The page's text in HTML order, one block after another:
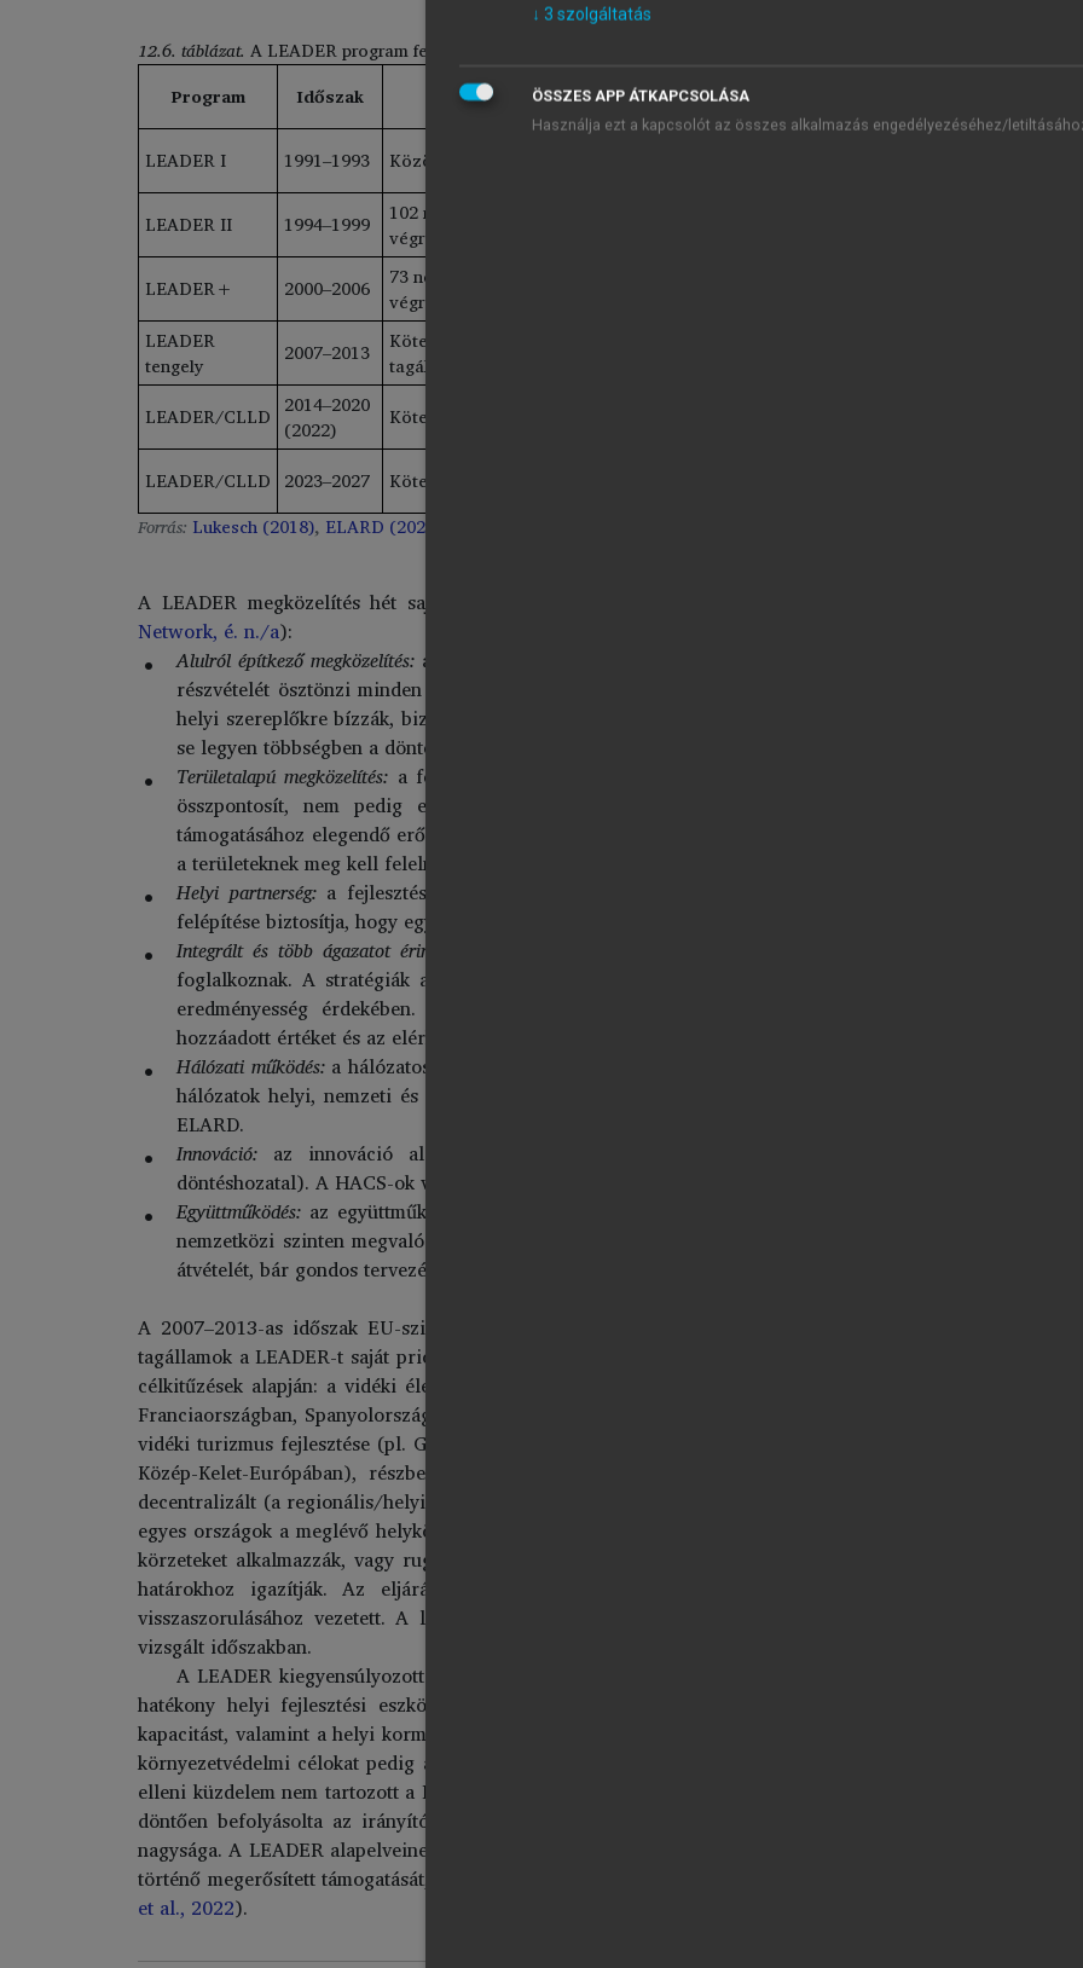
12.6. táblázat. A LEADER program fejlődése (1991–2023)
Program
Időszak Típus
LEADER I
1991–1993 Közösségi kezdeményezés
LEADER II 1994–1999
102 nemzeti/regionális operatív programon keresztül
végrehajtott közösségi kezdeményezés
LEADER+ 2000–2006
73 nemzeti/regionális operatív programon keresztül
végrehajtott közösségi kezdeményezés
LEADER
tengely
2007–2013
Kötelező EMVA 4. tengely intézkedés (5%, illetve 2,5% az új
tagállamok esetében)
LEADER/CLLD 2014–2020
(2022)
Kötelező EMVA 19. intézkedés (5%)
LEADER/CLLD 2023–2027 Kötelező EMVA intézkedés (5%)
Forrás: Lukesch (2018), ELARD (2024)
A LEADER megközelítés hét sajátos alapelvet követ, és sikeres megvalósulása mindezek együttes
Network, é. n./a):
Alulról építkező megközelítés: a helyi lakosság a legalkalmasabb arra, hogy saját területének fejlődését
részvételét ösztönzi minden szakaszban – a stratégia kidolgozásában, végrehajtásában,
helyi szereplőkre bízzák, biztosítva az átláthatóságot és a széles körű részvételt. Az uniós
se legyen többségben a döntéshozó testületekben.
Területalapú megközelítés: a fejlesztés egy konkrét, egybefüggő, társadalmi és funkcionális
összpontosít, nem pedig elszigetelt projektekre. A területnek erős helyi identitással, közös
támogatásához elegendő erőforrással kell rendelkeznie. A földrajzi határok rugalmasak, és nem kell
a területeknek meg kell felelniük az uniós népességi kritériumoknak.
Helyi partnerség:a fejlesztést egy HACS irányítja, amely a köz- és magánszféra, valamint a civil
felépítése biztosítja, hogy egyik szféra sem dominál. A partnerségek gyakran nonprofit szervezetként
Integrált és több ágazatot érintő stratégia:
HFS-ek integráltak és több ágazatot átfogóak, a terület
foglalkoznak. A stratégiák a helyi erősségek kihasználására és az ágazatok közötti kapcsolatok
eredményesség érdekében. Nem minden kérdéssel foglalkoznak egyszerre: a prioritásokat úgy
hozzáadott értéket és az elérhető változást.
Hálózati működés:a hálózatosodás összekapcsolja a helyi szereplőket, és elősegíti a tudásmegosztást,
hálózatok helyi, nemzeti és európai szinten működnek, beleértve az olyan struktúrákat, mint az EU
ELARD.
Innováció: az innováció alapelv, mind a tevékenységekben, termékekben, szolgáltatásokban,
döntéshozatal). A HACS-ok vállaljanak elfogadható mértékű kockázatokat és támogassák az új
Együttműködés: az együttműködés túlmutat a hálózatépítésen, és magában foglalja a más HACS-
nemzetközi szinten megvalósuló közös projekteket. Lehetővé teszi az innovációt, tudásátadást, új
átvételét, bár gondos tervezést, téma- és partnerválasztást, a támogató hálózatok (EU és nemzeti)
A 2007–2013-as időszak EU-szintű tapasztalatait kimerítően elemző
megállapítása
tagállamok a LEADER-t saját prioritásaikhoz és közigazgatási gyakorlataikhoz igazították. Négy
célkitűzések alapján: a vidéki életminőség javítása (főként az új közép-kelet-európai tagállamokban); a
Franciaországban, Spanyolországban és Olaszországban), a természeti és kulturális örökség megőrzése/
vidéki turizmus fejlesztése (pl. Görögország, Ciprus). A programirányításnak három fő típusát
Közép-Kelet-Európában), részben decentralizált (megosztva az állam és a regionális/helyi hatóságok
decentralizált (a regionális/helyi hatóságoké a főszerep, pl. Németország, Skandinávia). A program által
egyes országok a meglévő helyközi közösségi struktúrákra vagy a kulturális/földrajzi összefüggésekre
körzeteket alkalmazzák, vagy rugalmas, helyileg meghatározott határokat engednek meg. Egyes
határokhoz igazítják. Az eljárások bonyolultabbá és merevebbé válása számos tagállamban a
visszaszorulásához vezetett. A legszigorúbb szabályozásokkal rendelkező országokban a LEADER-
vizsgált időszakban.
A LEADER kiegyensúlyozott területi fejlődésre gyakorolt hatásának EU-szintű értékelő jelentése
hatékony helyi fejlesztési eszköznek bizonyult, célzottan és eredményesen segítette a gazdasági
kapacitást, valamint a helyi kormányzást, és jól illeszkedett más szakpolitikákhoz. A legtöbb HACS a
környezetvédelmi célokat pedig a társadalmi-gazdasági projektekbe való integráció vagy a
elleni küzdelem nem tartozott a LEADER prioritásai közé, de néhány esettanulmányban pozitív hatásokat
döntően befolyásolta az irányító hatóságokkal való stabil kapcsolat és az onnan érkező támogatás,
nagysága. A LEADER alapelveinek minél teljesebb körű megvalósítása pozitív befolyással bírt. A jelentés
történő megerősített támogatását, valamint a további adminisztratív egyszerűsítést, különösen a több
et al., 2022).
↓ 3 szolgáltatás
ÖSSZES APP ÁTKAPCSOLÁSA
Használja ezt a kapcsolót az összes alkalmazás engedélyezéséhez/